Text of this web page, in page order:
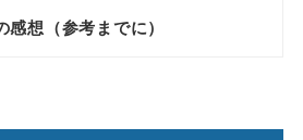
想（参考までに）